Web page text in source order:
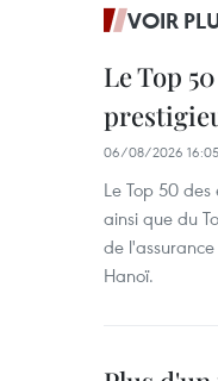
VOIR
Le Top
06/08/2026 16:05
Le Top 50
ainsi que du
de
Hanoï.